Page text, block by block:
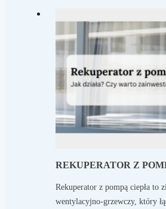
REKUPERATOR Z
Rekuperator z pompą ciepła to
wentylacyjno-grzewczy, który